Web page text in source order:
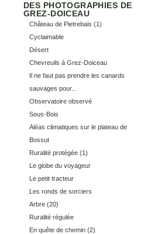
DES PHOTOGRAPHIES DE
GREZ-DOICEAU
Château de Pietrebais (1)
Cyclaimable
Désert
Chevreuils à Grez-Doiceau
Il ne faut pas prendre les canards
sauvages pour...
Observatoire observé
Sous-Bois
Aléas climatiques sur le plateau de
Bossut
Ruralité protégée (1)
Le globe du voyageur
Le petit tracteur
Les ronds de sorciers
Arbre (20)
Ruralité régulée
En quête de chemin (2)